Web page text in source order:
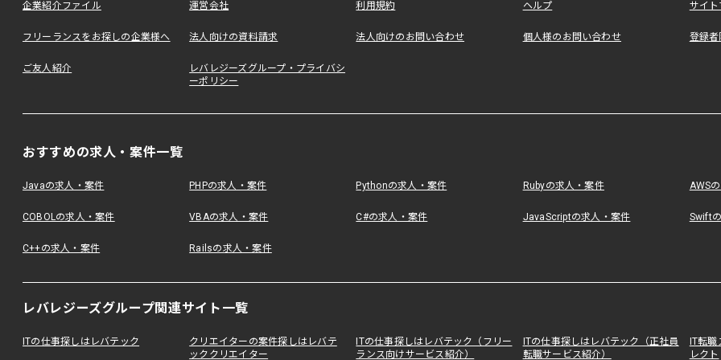
企業紹介ファイル 運営会社 利用規約 ヘルプ サイ
フリーランスをお探しの企業様へ 法人向けの資料請求 法人向けのお問い合わせ 個人様のお問い合わせ 登録者
ご友人紹介
レバレジーズグループ・プライバシ
ーポリシー
おすすめの求人・案件一覧
Javaの求人・案件 PHPの求人・案件 Pythonの求人・案件 Rubyの求人・案件 AWS
COBOLの求人・案件 VBAの求人・案件 C#の求人・案件 JavaScriptの求人・案件 Swift
C++の求人・案件 Railsの求人・案件
レバレジーズグループ関連サイト一覧
ITの仕事探しはレバテック
クリエイターの案件探しはレバテ
ッククリエイター
ITの仕事探しはレバテック（フリー
ランス向けサービス紹介）
ITの仕事探しはレバテック（正社員
転職サービス紹介）
IT転
レクト